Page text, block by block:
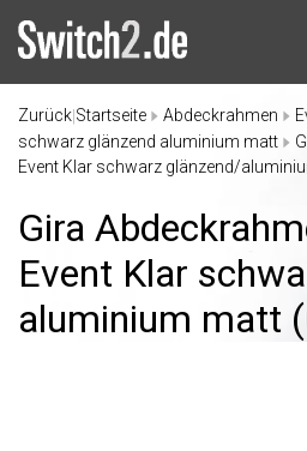
Zurück Startseite Abdeckrahmen
schwarz glänzend aluminium matt
Event Klar schwarz glänzend/
Gira
Event Klar
aluminium matt